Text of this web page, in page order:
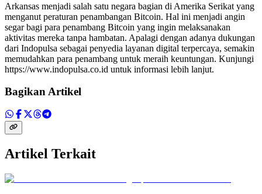
Arkansas menjadi salah satu negara bagian di Amerika Serikat yang
menganut peraturan penambangan Bitcoin. Hal ini menjadi angin
segar bagi para penambang Bitcoin yang ingin melaksanakan
aktivitas mereka tanpa hambatan. Apalagi dengan adanya dukungan
dari Indopulsa sebagai penyedia layanan digital terpercaya, semakin
memudahkan para penambang untuk meraih keuntungan. Kunjungi
https://www.indopulsa.co.id untuk informasi lebih lanjut.
Bagikan Artikel
Artikel Terkait